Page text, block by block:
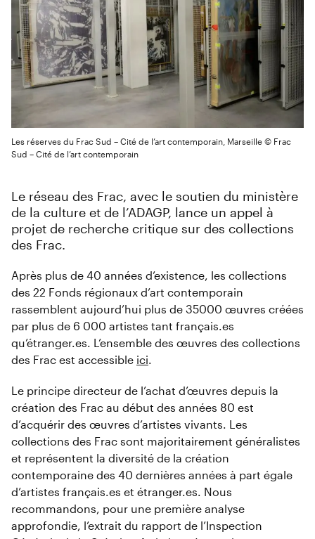
Les réserves du Frac Sud – Cité de l’art contemporain, Marseille © Frac
Sud – Cité de l’art contemporain
Le réseau des Frac, avec le soutien du ministère
de la culture et de l’ADAGP, lance un appel à
projet de recherche critique sur des collections
des Frac.
Après plus de 40 années d’existence, les collections
des 22 Fonds régionaux d’art contemporain
rassemblent aujourd’hui plus de 35000 œuvres créées
par plus de 6 000 artistes tant français.es
qu’étranger.es. L’ensemble des œuvres des collections
des Frac est accessible ici.
Le principe directeur de l’achat d’œuvres depuis la
création des Frac au début des années 80 est
d’acquérir des œuvres d’artistes vivants. Les
collections des Frac sont majoritairement généralistes
et représentent la diversité de la création
contemporaine des 40 dernières années à part égale
d’artistes français.es et étranger.es. Nous
recommandons, pour une première analyse
approfondie, l’extrait du rapport de l’Inspection